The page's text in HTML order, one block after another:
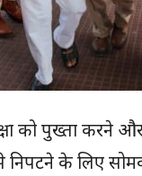
को पुख्ता करने
निपटने के लिए